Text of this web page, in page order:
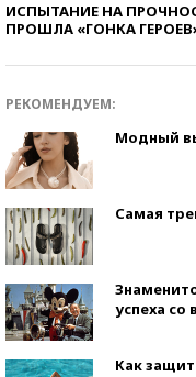
ИСПЫТАНИЕ НА
ПРОШЛА «ГОНКА
РЕКОМЕНДУЕМ:
Модный
Самая
успеха со
Как